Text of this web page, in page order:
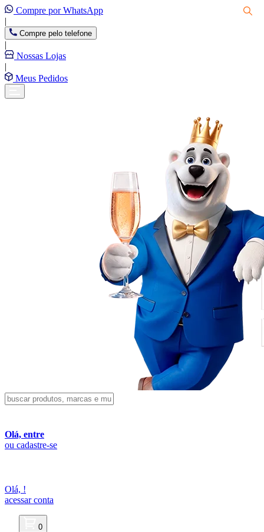
Compre por WhatsApp
|
Compre pelo telefone
|
Nossas Lojas
|
Meus Pedidos
Olá, entre
ou cadastre-se
Olá, !
acessar conta
0